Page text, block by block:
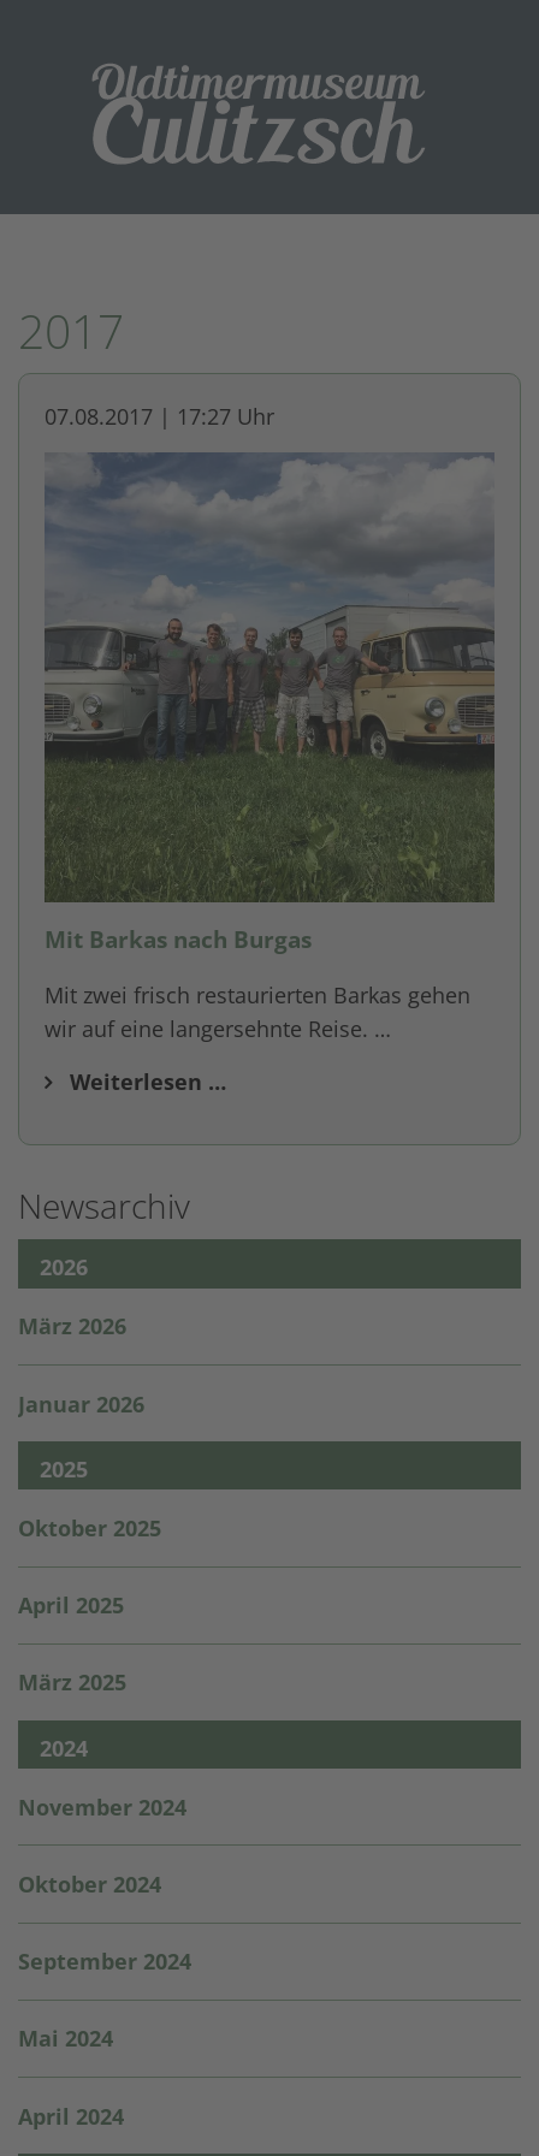
2017
07.08.2017 | 17:27 Uhr
Mit Barkas nach Burgas
Mit zwei frisch restaurierten Barkas gehen
wir auf eine langersehnte Reise. …
Weiterlesen …
Newsarchiv
2026
März 2026
Januar 2026
2025
Oktober 2025
April 2025
März 2025
2024
November 2024
Oktober 2024
September 2024
Mai 2024
April 2024